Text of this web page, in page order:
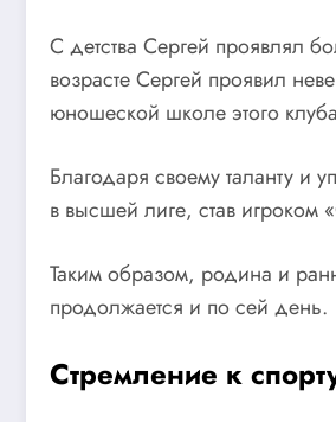
С детства Сергей проявлял
возрасте Сергей проявил
юношеской школе этого
Благодаря своему таланту и
в высшей лиге, став игроком
Таким образом, родина и
продолжается и по сей день.
Стремление к